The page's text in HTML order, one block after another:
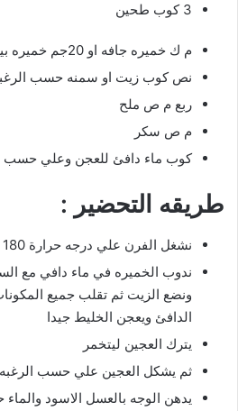
3 كوب طحين
م ك خميره جافه او 20جم خميره بيره
نص كوب زيت او سمنه حسب
ربع م ص ملح
م ص سكر
كوب ماء دافئ للعجن وعلي حسب
طريقه التحضير :
نشغل الفرن علي درجه حرارة 180 مئوية متوسطه
ندوب الخميره في ماء دافي مع
ونضع الزيت ثم تقلب جميع
الدافئ ويعجن الخليط جيدا
يترك العجين ليتخمر
ثم يشكل العجين علي حسب الرغبه
يدهن الوجه بالعسل الاسود